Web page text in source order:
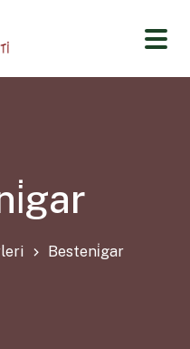
Besteni̇gar